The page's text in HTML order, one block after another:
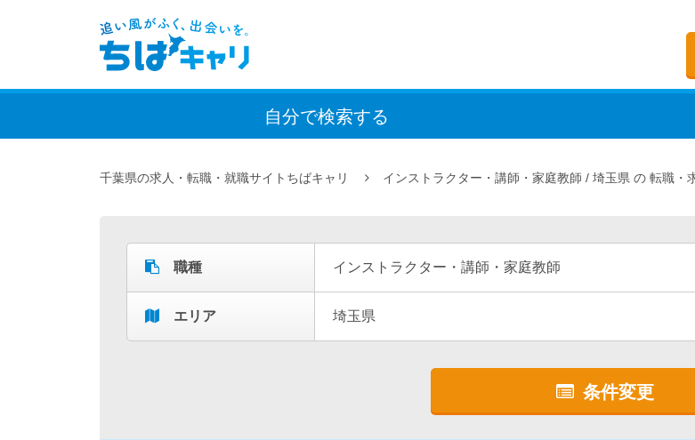
自分で検索する
千葉県の求人・転職・就職サイトちばキャリ インストラクター・講師・家庭教師 埼玉県 転職・
職種 インストラクター・講師・家庭教師
エリア 埼玉県
条件変更